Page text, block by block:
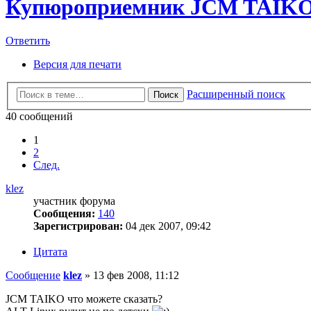
Купюроприемник JCM
Ответить
Версия для печати
Поиск
Расширенный поиск
40 сообщений
1
2
След.
klez
участник форума
Сообщения: 140
Зарегистрирован: 04 дек 2007, 09:42
Цитата
Сообщение klez » 13 фев 2008, 11:12
JCM TAIKO что можете сказать?